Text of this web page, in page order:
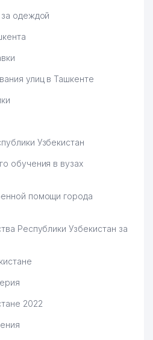
одеждой
улиц в Ташкенте
Узбекистан
обучения в вузах
помощи города
Республики Узбекистан за
2022